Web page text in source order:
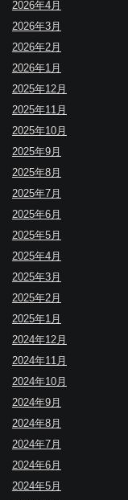
2026年4月
2026年3月
2026年2月
2026年1月
2025年12月
2025年11月
2025年10月
2025年9月
2025年8月
2025年7月
2025年6月
2025年5月
2025年4月
2025年3月
2025年2月
2025年1月
2024年12月
2024年11月
2024年10月
2024年9月
2024年8月
2024年7月
2024年6月
2024年5月